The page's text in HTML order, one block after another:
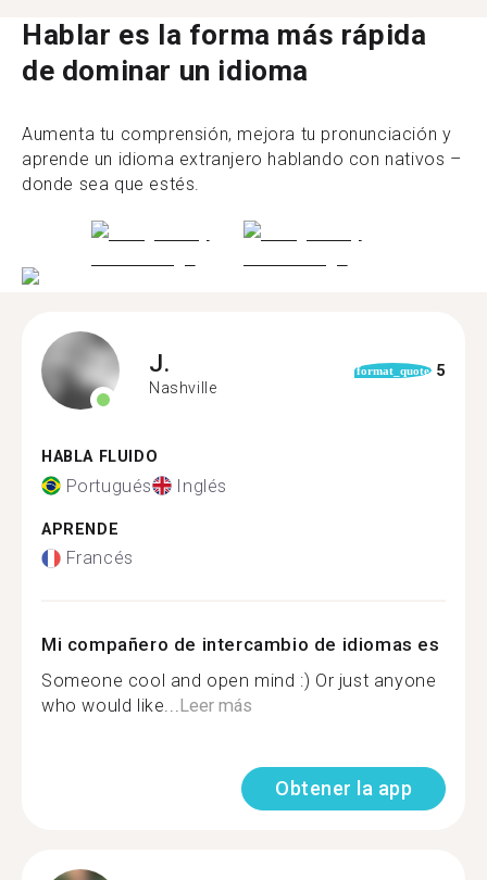
Hablar es la forma más rápida
de dominar un idioma
Aumenta tu comprensión, mejora tu pronunciación y
aprende un idioma extranjero hablando con nativos –
donde sea que estés.
J.
Nashville
format_quote 5
HABLA FLUIDO
Portugués Inglés
APRENDE
Francés
Mi compañero de intercambio de idiomas es
Someone cool and open mind :) Or just anyone
who would like...Leer más
Obtener la app